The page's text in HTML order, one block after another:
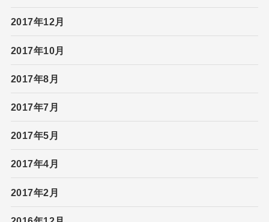
2017年12月
2017年10月
2017年8月
2017年7月
2017年5月
2017年4月
2017年2月